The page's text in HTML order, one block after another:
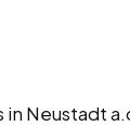
Neustadt